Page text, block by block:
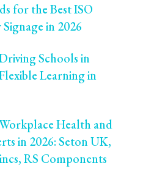
for the Best ISO
in 2026
Schools in
Learning in
Health and
in 2026: Seton UK,
RS Components